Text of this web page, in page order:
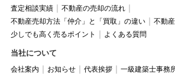
査定相談実績
不動産の売却の流れ
不動産売却方法「仲介」と「買取」の違い
不動
少しでも高く売るポイント
よくある質問
当社について
会社案内 お知らせ 代表挨拶 一級建築士事務